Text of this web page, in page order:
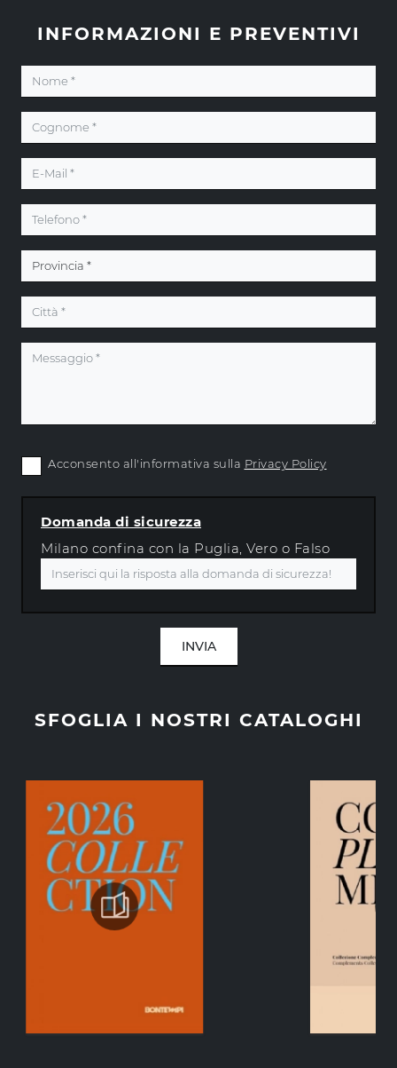
SFOGLIA I NOSTRI CATALOGHI
INFORMAZIONI E PREVENTIVI
Acconsento all'informativa sulla Privacy Policy
Domanda di sicurezza
Milano confina con la Puglia, Vero o Falso
INVIA